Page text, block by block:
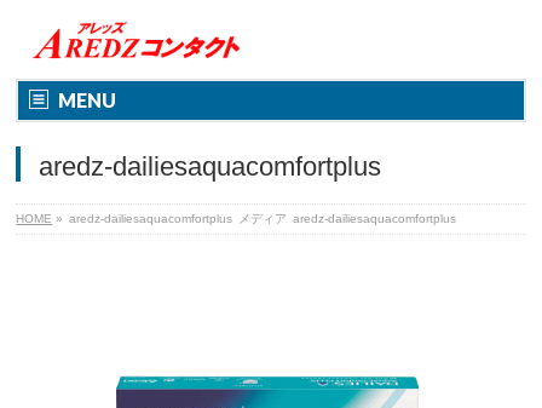
MENU
aredz-dailiesaquacomfortplus
HOME » aredz-dailiesaquacomfortplus メディア aredz-dailiesaquacomfortplus